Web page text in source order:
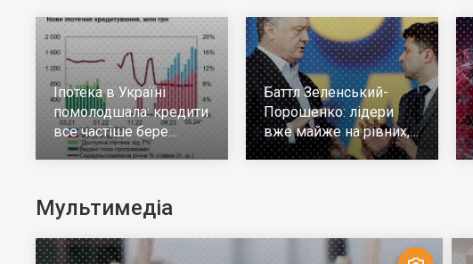
Іпотека в Україні
помолодшала: кредити
все частіше бере
молодь до 30 років
Баттл Зеленський-
Порошенко: лідери
вже майже на рівних,
але багато тих, хто не
Мультимедіа